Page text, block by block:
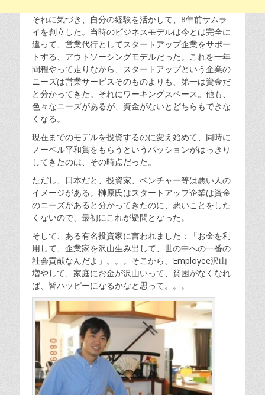
それに気づき、自分の経験を活かして、8年前サムラ
イを創立した。当時のビジネスモデルは今とは完全に
違って、営業代行としてスタートアップ企業をサポー
トする、アウトソーシングモデルだった。これを一年
間程やって走りながら、スタートアップという企業の
ニーズは営業サービスそのものよりも、第一は資金だ
と分かってきた。それにワーキングスペース。他も、
色々なニーズがあるが、資金がないとどちらもできな
くなる。
現在までのモデルを投資するのに変え始めて、同時に
ノーベル平和賞をもらう というパッションがはっきり
してきたのは 、その時点だった。
ただし、日本だと、投資家、ベンチャー等は悪い人の
イメージがある。榊原氏はスタートアップ企業は資金
のニーズがあると分かってきたのに、悪いことをした
くないので、最初にこれが疑問となった。
そして、ある有名投資家に言われました：「お金を利
用して、企業家を沢山生み出して、世の中への一番の
社会貢献なんだよ」。。。そこから、Employee沢山
増やして、家庭にお金が沢山いって、貧困がなくなれ
ば、皆ハッピーになるかなと思って。。。